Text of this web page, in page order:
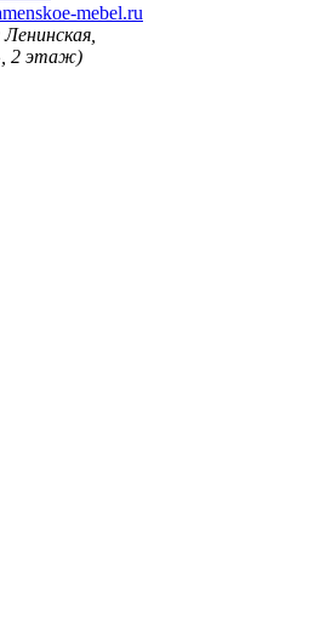
mebel.ru
2 этаж)